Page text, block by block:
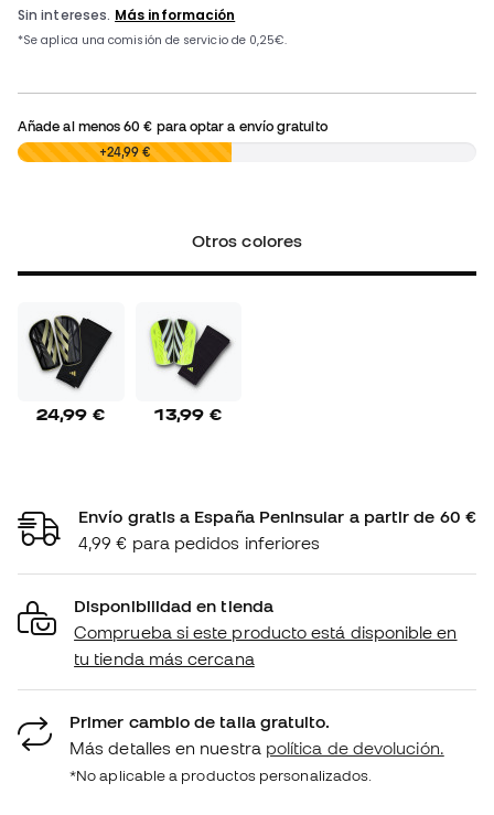
Añade al menos60 € para optar a envío gratuito
0,00 € +24,99 €
Otros colores
24,99 € 13,99 €
Envío gratis a España Peninsular a partir de 60 €
4,99 € para pedidos inferiores
Disponibilidad en tienda
Comprueba si este producto está disponible en
tu tienda más cercana
Primer cambio de talla gratuito.
Más detalles en nuestra política de devolución.
*No aplicable a productos personalizados.